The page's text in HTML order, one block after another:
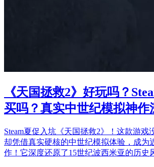
《天国拯救2》好玩吗？
买吗？真实中世纪模拟神作
Steam夏促入坑《天国拯救2》！这款游戏
却凭借真实硬核的中世纪模拟体验，成为
作！它深度还原了15世纪波西米亚的历